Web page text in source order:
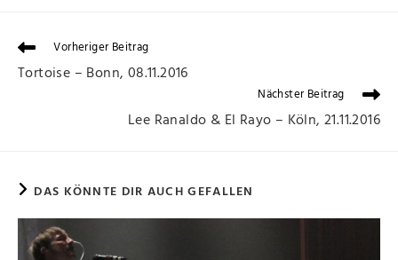
Vorheriger Beitrag
Tortoise – Bonn, 08.11.2016
Nächster Beitrag
Lee Ranaldo & El Rayo – Köln, 21.11.2016
DAS KÖNNTE DIR AUCH GEFALLEN